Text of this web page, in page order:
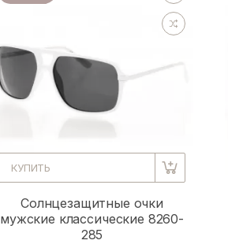
КУПИТЬ
Солнцезащитные очки
мужские классические 8260-
285